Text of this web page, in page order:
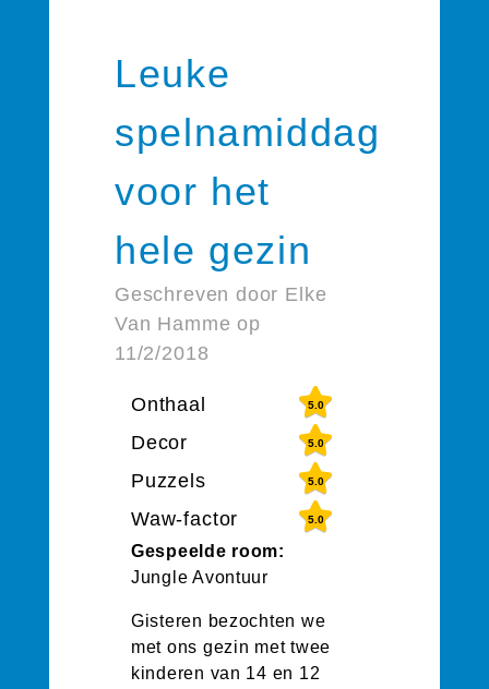
Leuke
spelnamiddag
voor het
hele gezin
Geschreven door Elke
Van Hamme op
11/2/2018
Onthaal 5.0
Decor 5.0
Puzzels 5.0
Waw-factor 5.0
Gespeelde room:
Jungle Avontuur
Gisteren bezochten we
met ons gezin met twee
kinderen van 14 en 12